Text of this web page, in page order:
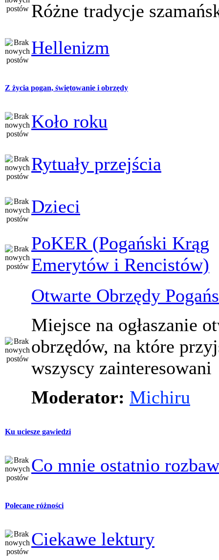
Różne tradycje
Hellenizm
Z życia pogan, świętowanie i obrzędy
Koło roku
Rytuały przejścia
Dzieci
PoKER (Pogański Krąg
Emerytów i Rencistów)
Otwarte Obrzędy
Miejsce na ogłaszanie
obrzędów, na które
wszyscy zainteresowani
Moderator: Michiru
Ku uciesze gawiedzi
Co mnie ostatnio
Polecane różności
Ciekawe lektury